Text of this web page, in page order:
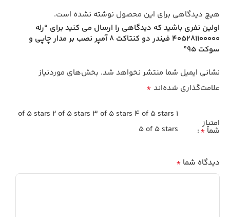
هیچ دیدگاهی برای این محصول نوشته نشده است.
اولین نفری باشید که دیدگاهی را ارسال می کنید برای “رله
405281100000 فیندر دو کنتاکت 8 آمپر نصب بر مدار چاپی و
سوکت 95”
نشانی ایمیل شما منتشر نخواهد شد. بخش‌های موردنیاز
علامت‌گذاری شده‌اند *
امتیاز
شما*
1 of 5 stars
2 of 5 stars 3 of 5 stars 4 of 5 stars
5 of 5 stars
دیدگاه شما *